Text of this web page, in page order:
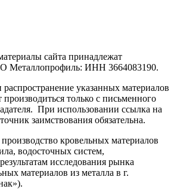
сайта принадлежат
Металлопрофиль: ИНН 3664083190.
указанных материалов
только с письменного
При использовании ссылка на
заимствования обязательна.
кровельных материалов
водосточных систем,
исследования рынка
материалов из металла в г.